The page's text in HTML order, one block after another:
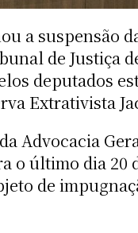
a suspensão
de Justiça
deputados
Extrativista
Advocacia
o último dia 20
de